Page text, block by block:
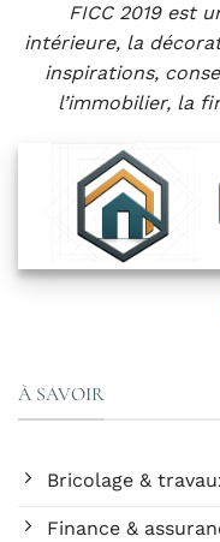
FICC 2019 est
intérieure, la
inspirations,
l’immobilier, la
À SAVOIR
Bricolage &
Finance &